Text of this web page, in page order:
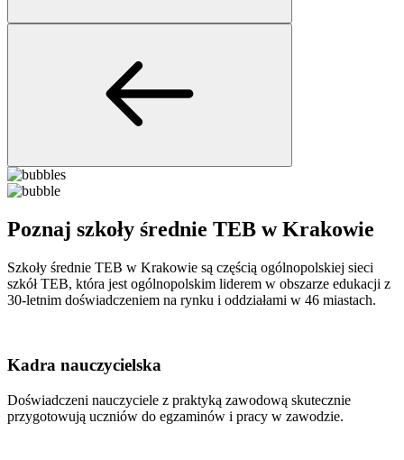
Poznaj szkoły średnie TEB w Krakowie
Szkoły średnie TEB w Krakowie są częścią ogólnopolskiej sieci
szkół TEB, która jest ogólnopolskim liderem w obszarze edukacji z
30-letnim doświadczeniem na rynku i oddziałami w 46 miastach.
Kadra nauczycielska
Doświadczeni nauczyciele z praktyką zawodową skutecznie
przygotowują uczniów do egzaminów i pracy w zawodzie.